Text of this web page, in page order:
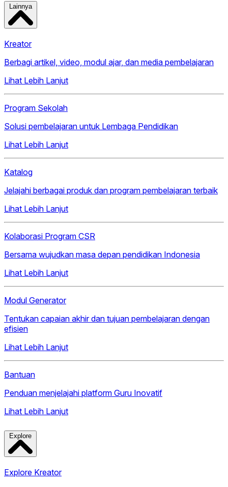
Lainnya
Kreator
Berbagi artikel, video, modul ajar, dan media pembelajaran
Lihat Lebih Lanjut
Program Sekolah
Solusi pembelajaran untuk Lembaga Pendidikan
Lihat Lebih Lanjut
Katalog
Jelajahi berbagai produk dan program pembelajaran terbaik
Lihat Lebih Lanjut
Kolaborasi Program CSR
Bersama wujudkan masa depan pendidikan Indonesia
Lihat Lebih Lanjut
Modul Generator
Tentukan capaian akhir dan tujuan pembelajaran dengan
efisien
Lihat Lebih Lanjut
Bantuan
Penduan menjelajahi platform Guru Inovatif
Lihat Lebih Lanjut
Explore
Explore Kreator